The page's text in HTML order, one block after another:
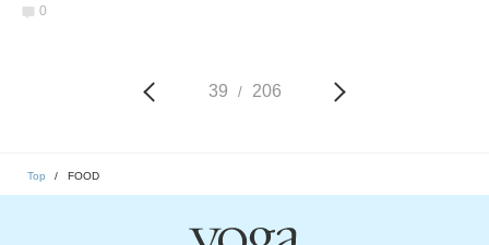
養を損なうNG調理法と
0
39 / 206
Top FOOD